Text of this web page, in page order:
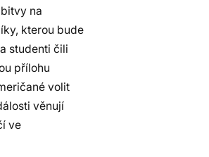
na
kterou bude
studenti čili
přílohu
volit
věnují
ve